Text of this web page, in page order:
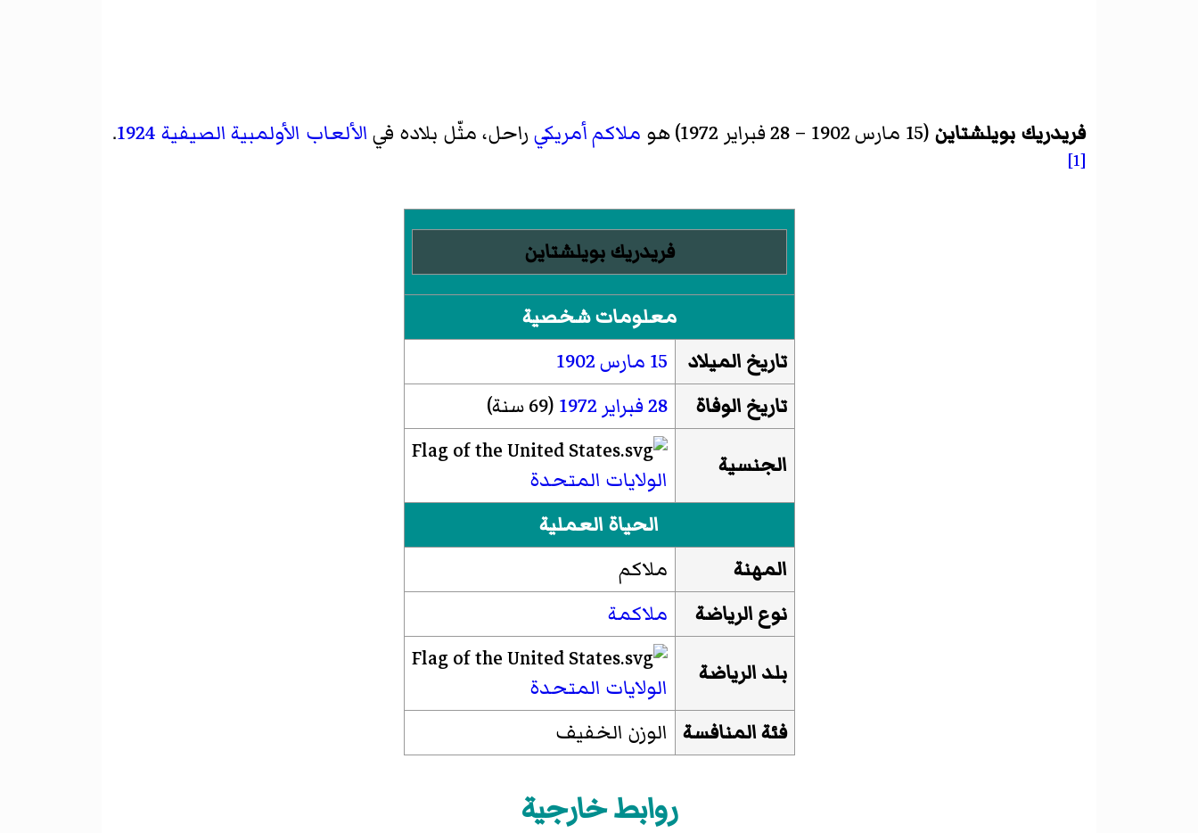
فريدريك بويلشتاين (15 مارس 1902 – 28 فبراير 1972) هو ملاكمأمريكي راحل، مثّل بلاده في الألعاب الأولمبية الصيفية 1924 .
[1]
فريدريك بويلشتاين
معلومات شخصية
تاريخ الميلاد
15 مارس
1902
تاريخ الوفاة
28 فبراير 1972 (69 سنة)
الجنسية
الولايات المتحدة
الحياة العملية
المهنة
ملاكم
نوع الرياضة
ملاكمة
بلد الرياضة
الولايات المتحدة
فئة المنافسة الوزن الخفيف
روابط خارجية